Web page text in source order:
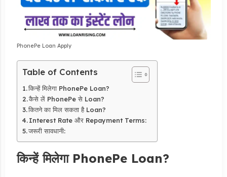
PhonePe Loan Apply
Table of Contents
किन्हें मिलेगा PhonePe Loan?
कैसे लें PhonePe से Loan?
कितने का मिल सकता है Loan?
Interest Rate और Repayment Terms:
जरूरी सावधानी:
किन्हें मिलेगा PhonePe Loan?